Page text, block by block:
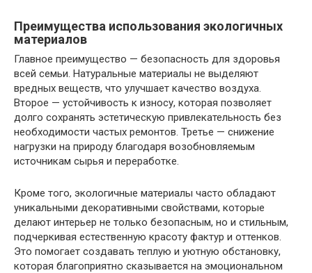
Преимущества использования экологичных
материалов
Главное преимущество — безопасность для здоровья
всей семьи. Натуральные материалы не выделяют
вредных веществ, что улучшает качество воздуха.
Второе — устойчивость к износу, которая позволяет
долго сохранять эстетическую привлекательность без
необходимости частых ремонтов. Третье — снижение
нагрузки на природу благодаря возобновляемым
источникам сырья и переработке.
Кроме того, экологичные материалы часто обладают
уникальными декоративными свойствами, которые
делают интерьер не только безопасным, но и стильным,
подчеркивая естественную красоту фактур и оттенков.
Это помогает создавать теплую и уютную обстановку,
которая благоприятно сказывается на эмоциональном